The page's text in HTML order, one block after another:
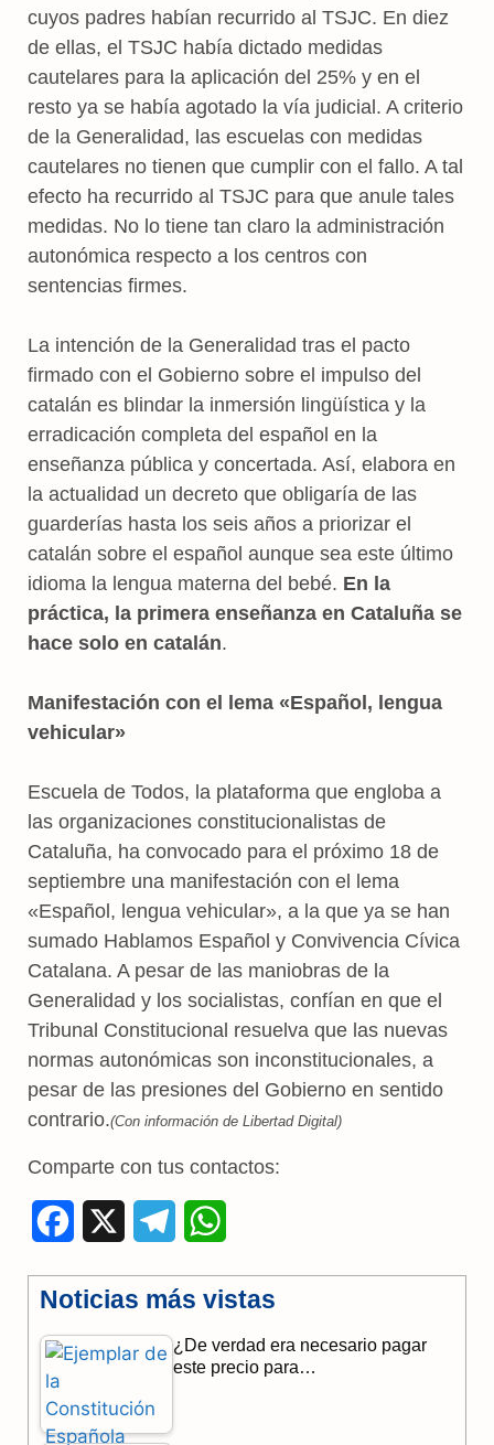
cuyos padres habían recurrido al TSJC. En diez
de ellas, el TSJC había dictado medidas
cautelares para la aplicación del 25% y en el
resto ya se había agotado la vía judicial. A criterio
de la Generalidad, las escuelas con medidas
cautelares no tienen que cumplir con el fallo. A tal
efecto ha recurrido al TSJC para que anule tales
medidas. No lo tiene tan claro la administración
autonómica respecto a los centros con
sentencias firmes.
La intención de la Generalidad tras el pacto
firmado con el Gobierno sobre el impulso del
catalán es blindar la inmersión lingüística y la
erradicación completa del español en la
enseñanza pública y concertada. Así, elabora en
la actualidad un decreto que obligaría de las
guarderías hasta los seis años a priorizar el
catalán sobre el español aunque sea este último
idioma la lengua materna del bebé. En la
práctica, la primera enseñanza en Cataluña se
hace solo en catalán.
Manifestación con el lema «Español, lengua
vehicular»
Escuela de Todos, la plataforma que engloba a
las organizaciones constitucionalistas de
Cataluña, ha convocado para el próximo 18 de
septiembre una manifestación con el lema
«Español, lengua vehicular», a la que ya se han
sumado Hablamos Español y Convivencia Cívica
Catalana. A pesar de las maniobras de la
Generalidad y los socialistas, confían en que el
Tribunal Constitucional resuelva que las nuevas
normas autonómicas son inconstitucionales, a
pesar de las presiones del Gobierno en sentido
contrario.(Con información de Libertad Digital)
Comparte con tus contactos:
c
e
o
l
e
a
t
Noticias más vistas
¿De verdad era necesario pagar
este precio para…